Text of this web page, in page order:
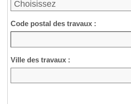
Code postal des travaux :
Ville des travaux :